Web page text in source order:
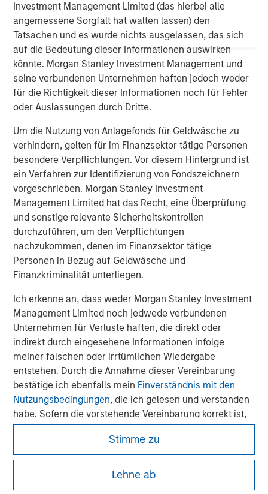
Investment Management Limited (das hierbei alle
angemessene Sorgfalt hat walten lassen) den
Tatsachen und es wurde nichts ausgelassen, das sich
auf die Bedeutung dieser Informationen auswirken
könnte. Morgan Stanley Investment Management und
seine verbundenen Unternehmen haften jedoch weder
für die Richtigkeit dieser Informationen noch für Fehler
oder Auslassungen durch Dritte.
Um die Nutzung von Anlagefonds für Geldwäsche zu
verhindern, gelten für im Finanzsektor tätige Personen
besondere Verpflichtungen. Vor diesem Hintergrund ist
ein Verfahren zur Identifizierung von Fondszeichnern
vorgeschrieben. Morgan Stanley Investment
Management Limited hat das Recht, eine Überprüfung
und sonstige relevante Sicherheitskontrollen
durchzuführen, um den Verpflichtungen
nachzukommen, denen im Finanzsektor tätige
Personen in Bezug auf Geldwäsche und
Finanzkriminalität unterliegen.
Ich erkenne an, dass weder Morgan Stanley Investment
Management Limited noch jedwede verbundenen
Unternehmen für Verluste haften, die direkt oder
indirekt durch eingesehene Informationen infolge
meiner falschen oder irrtümlichen Wiedergabe
entstehen. Durch die Annahme dieser Vereinbarung
bestätige ich ebenfalls mein Einverständnis mit den
Nutzungsbedingungen, die ich gelesen und verstanden
habe. Sofern die vorstehende Vereinbarung korrekt ist,
klicken Sie bitte auf „Stimme zu“, um fortzufahren;
klicken Sie andernfalls auf „Lehne ab“, um zur Startseite
zurückzukehren.
Stimme zu
Lehne ab
Morgan Stanley Private Equity Asia
Morgan Stanley Private Equity Asia invests primarily in
highly structured minority investments and control
buyouts in growth-oriented companies located
throughout the Asia-Pacific region.
MSIM Spokesperson
David N. Miller
Managing Director